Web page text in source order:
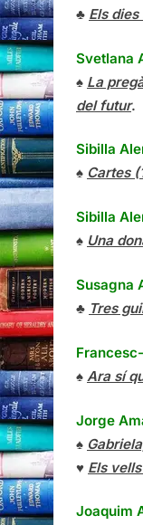
♣ Els
Svetlana
♠ La
del futur.
Sibilla
♠ Cartes
Sibilla
♠ Una
Susagna
♣ Tres
♠ Ara sí
Jorge
♠
♥ Els
Joaquim